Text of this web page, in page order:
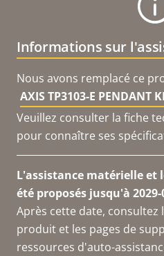
Nous avons remplacé ce
AXIS TP3103-E PENDANT
Veuillez consulter la fiche
pour connaître ses
L'assistance matérielle et
été proposés jusqu'à 2029-
Après cette date,
produit et les pages de
ressources d'auto-